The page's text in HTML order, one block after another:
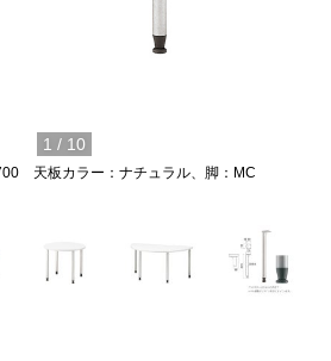
天板カラー：ナチュラル、脚：MC
1 / 10